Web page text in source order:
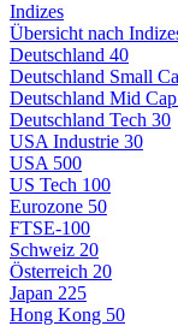
Indizes
Übersicht nach
Deutschland 40
Deutschland Small
Deutschland Mid
Deutschland Tech 30
USA Industrie 30
USA 500
US Tech 100
Eurozone 50
FTSE-100
Schweiz 20
Österreich 20
Japan 225
Hong Kong 50